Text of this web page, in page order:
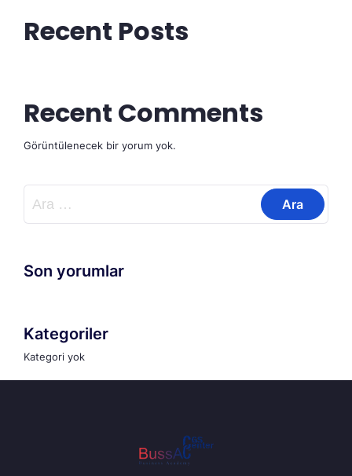
Recent Posts
Recent Comments
Görüntülenecek bir yorum yok.
Arama:
Son yorumlar
Kategoriler
Kategori yok